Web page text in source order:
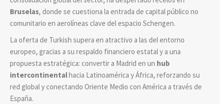
Bruselas, donde se cuestiona la entrada de capital público no
comunitario en aerolíneas clave del espacio Schengen.
La oferta de Turkish supera en atractivo a las del entorno
europeo, gracias a su respaldo financiero estatal y a una
propuesta estratégica: convertir a Madrid en un hub
intercontinentalhacia Latinoamérica y África, reforzando su
red global y conectando Oriente Medio con América a través de
España.